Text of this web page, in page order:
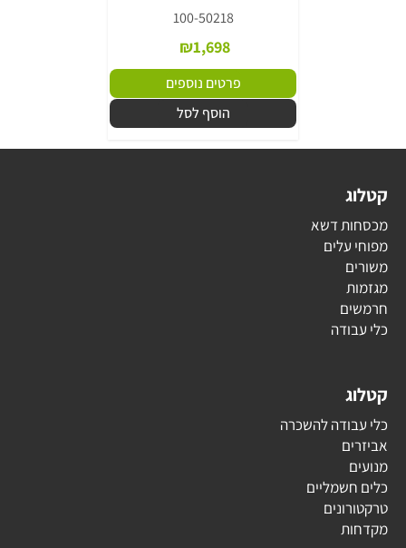
100-50218
₪1,698
פרטים נוספים
הוסף לסל
קטלוג
מכסחות דשא
מפוחי עלים
משורים
מגזמות
חרמשים
כלי עבודה
קטלוג
כלי עבודה להשכרה
אביזרים
מנועים
כלים חשמליים
טרקטורונים
מקדחות